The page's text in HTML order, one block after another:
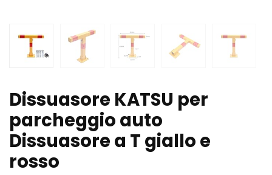
Dissuasore KATSU per
parcheggio auto
Dissuasore a T giallo e
rosso